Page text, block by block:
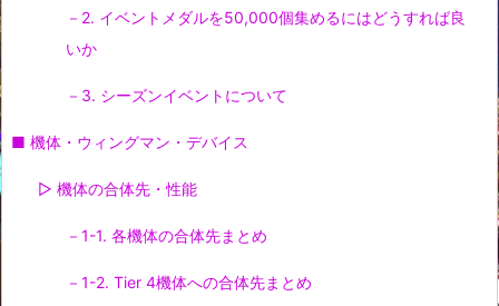
－2. イベントメダルを50,000個集めるにはどうすれば良
いか
－3. シーズンイベントについて
■ 機体・ウィングマン・デバイス
▷ 機体の合体先・性能
－1-1. 各機体の合体先まとめ
－1-2. Tier 4機体への合体先まとめ